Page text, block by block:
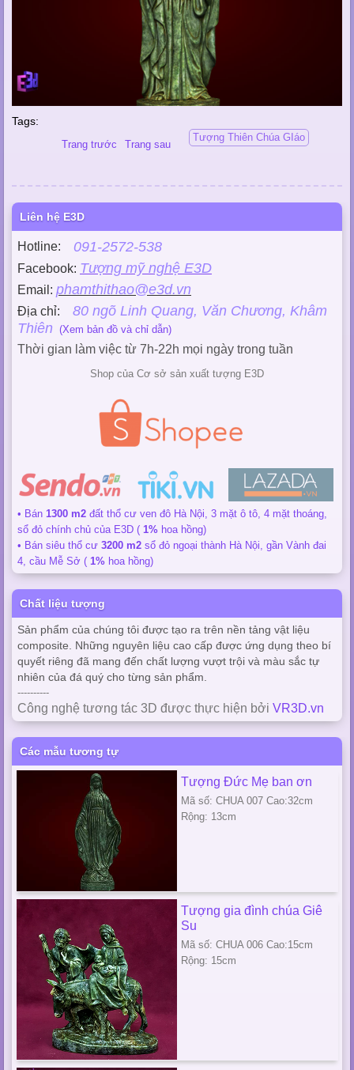
Tags:
Tượng Thiên Chúa GIáo
Trang trước Trang sau
Liên hệ E3D
Hotline: 091-2572-538
Facebook: Tượng mỹ nghệ E3D
Email: phamthithao@e3d.vn
Địa chỉ: 80 ngõ Linh Quang, Văn Chương, Khâm
Thiên (Xem bản đồ và chỉ dẫn)
Thời gian làm việc từ 7h-22h mọi ngày trong tuần
Shop của Cơ sở sản xuất tượng E3D
• Bán 1300 m2 đất thổ cư ven đô Hà Nội, 3 mặt ô tô, 4 mặt thoáng,
sổ đỏ chính chủ của E3D ( 1% hoa hồng)
• Bán siêu thổ cư 3200 m2 sổ đỏ ngoại thành Hà Nội, gần Vành đai
4, cầu Mễ Sở ( 1% hoa hồng)
Chất liệu tượng
Sản phẩm của chúng tôi được tạo ra trên nền tảng vật liệu
composite. Những nguyên liệu cao cấp được ứng dụng theo bí
quyết riêng đã mang đến chất lượng vượt trội và màu sắc tự
nhiên của đá quý cho từng sản phẩm.
----------
Công nghệ tương tác 3D được thực hiện bởi VR3D.vn
Các mẫu tương tự
Tượng Đức Mẹ ban ơn
Mã số: CHUA 007 Cao:32cm
Rộng: 13cm
Tượng gia đình chúa Giê
Su
Mã số: CHUA 006 Cao:15cm
Rộng: 15cm